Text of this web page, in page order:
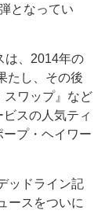
となってい
は、2014年の
たし、その後
スワップ』など
スの人気ティ
プ・ヘイワー
ッドライン記
ースをついに